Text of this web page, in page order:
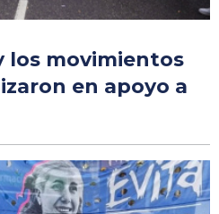
los movimientos
en apoyo a